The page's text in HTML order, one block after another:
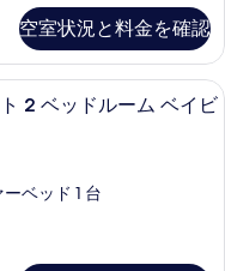
空室状況と料金を確認
ティボックス (室内)、デスク
2 ベッドルーム ベイビ
ベッド 1 台